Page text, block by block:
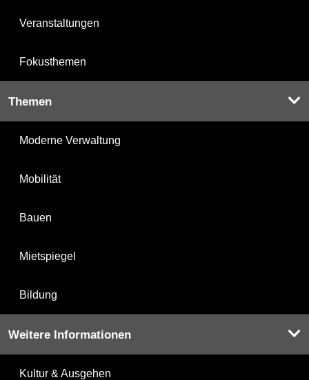
Veranstaltungen
Fokusthemen
Themen
Moderne Verwaltung
Mobilität
Bauen
Mietspiegel
Bildung
Weitere Informationen
Kultur & Ausgehen